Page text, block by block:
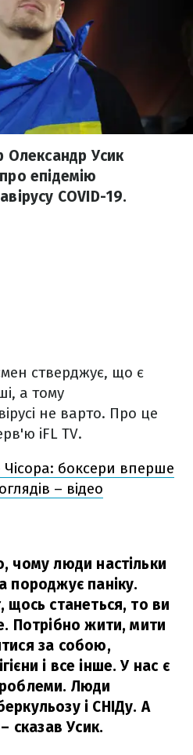
Олександр Усик
епідемію
COVID-19.
стверджує, що є
а тому
не варто. Про це
iFL TV.
Чісора: боксери вперше
– відео
чому люди настільки
породжує паніку.
станеться, то ви
Потрібно жити, мити
за собою,
і все інше. У нас є
Люди
і СНІДу. А
– сказав Усик.